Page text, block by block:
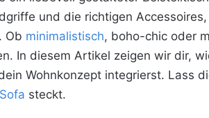
und die richtigen
Ob minimalistisch, boho-chic oder
In diesem Artikel zeigen wir dir,
Wohnkonzept integrierst. Lass
Sofa steckt.